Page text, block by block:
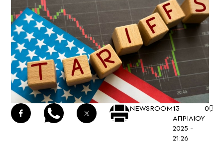
NEWSROOM13
ΑΠΡΙΛΙΟΥ
2025 -
21:26
0